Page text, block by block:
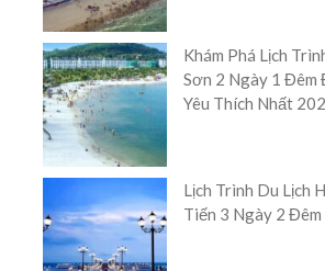
Khám Phá Lịch
Sơn 2 Ngày 1
Yêu Thích Nhất
Lịch Trình Du Lịch
Tiến 3 Ngày 2 Đêm